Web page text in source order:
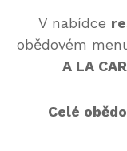
V nabídce
obědovém
A LA
Celé